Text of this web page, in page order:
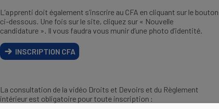
L’apprenti doit également s’inscrire au CFA en cliquant sur le bouton
ci-dessous. Une fois sur le site, cliquez sur « Nouvelle
candidature ». Il vous faudra vous munir d’une photo d’identité.
INSCRIPTION CFA
La consultation de la vidéo Droits et Devoirs et du Règlement
intérieur est obligatoire pour toute inscription :